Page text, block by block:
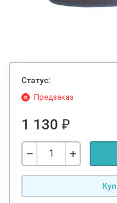
Статус:
Предзаказ
1 130 ₽